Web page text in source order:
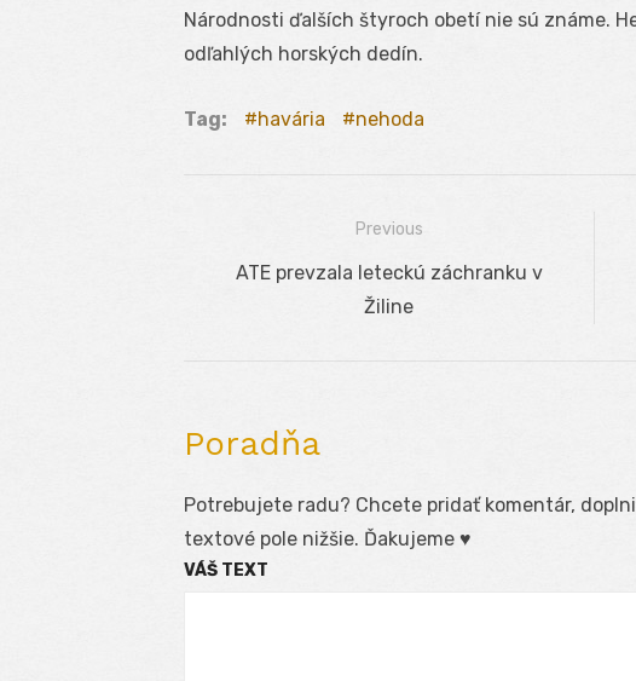
Národnosti ďalších štyroch obetí nie sú známe.
odľahlých horských dedín.
Tag: havária nehoda
Navigácia
Previous
Previous
ATE prevzala leteckú záchranku v
Žiline
Poradňa
Potrebujete radu? Chcete pridať komentár,
textové pole nižšie. Ďakujeme ♥
VÁŠ TEXT